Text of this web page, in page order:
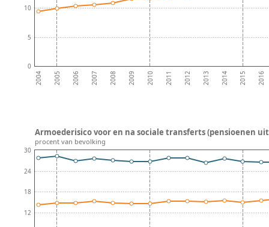
2004 2005 2006 2007 2008 2009 2010 2011 2012 2013 2014 2015 2016
0
5
10
12
18
24
30
Armoederisico voor en na sociale transferts (pensioenen
procent van bevolking